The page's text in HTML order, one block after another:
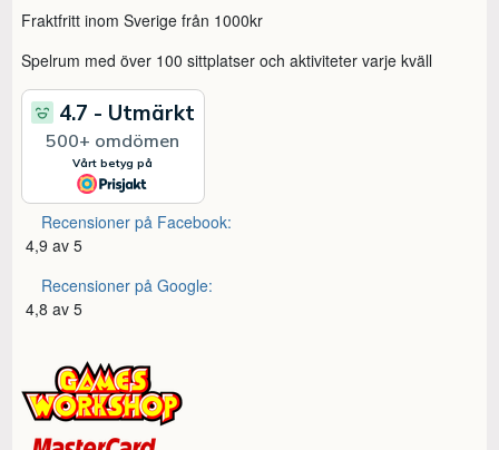
Fraktfritt inom Sverige från 1000kr
Spelrum med över 100 sittplatser och aktiviteter varje kväll
Recensioner på Facebook:
4,9 av 5
Recensioner på Google:
4,8 av 5